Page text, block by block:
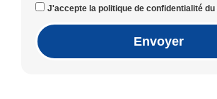
J'accepte la politique de confidentialité du
Envoyer